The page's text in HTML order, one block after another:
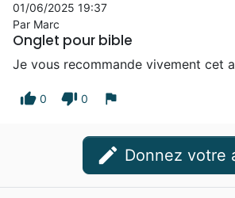
01/06/2025 19:37
Par Marc
Onglet pour bible
Je vous recommande vivement cet
thumb_up 0 thumb_down 0 flag
edit Donnez votre